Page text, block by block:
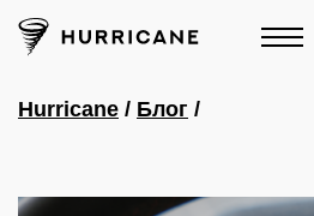
Hurricane / Блог /